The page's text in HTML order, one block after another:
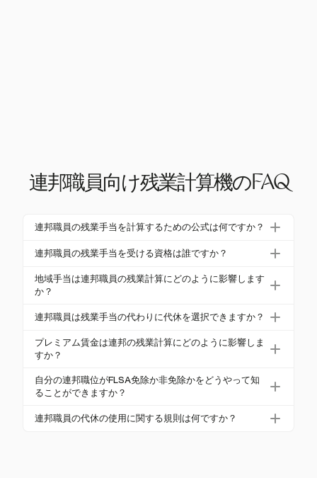
連邦職員向け残業計算機のFAQ
連邦職員の残業手当を計算するための公式は何ですか？
FLSAの下での連邦職員の残業手当は、労働週に40時
れます。タイトル5では、給与グレードに基づいて異
なる基準が適用されます。
連邦職員の残業手当を受ける資格は誰ですか？
FLSAの下での残業手当の資格には、年収が$35,568
未満の連邦職員が含まれます。タイトル5の規則は、
位に適用されます。
地域手当は連邦職員の残業計算にどのように影響します
か？
地域手当は、残業計算に使用される基本賃金を調整
す。これにより、全体の支払い計算に影響を与えま
す。
連邦職員は残業手当の代わりに代休を選択できますか？
はい、連邦職員は、機関のポリシーに従って、残業
手当の代わりに代休（CTO）を選択できます。CTO
なかった場合は給与に変換されることがあります。
プレミアム賃金は連邦の残業計算にどのように影響しま
すか？
夜間や日曜日のプレミアムなどのプレミアム賃金
は、残業計算に含まれ、通常の時給や総報酬に影響
自分の連邦職位がFLSA免除か非免除かをどうやって知
ることができますか？
FLSAの免除ステータスは、SF-50フォームまたは休
連邦職員の代休の使用に関する規則は何ですか？